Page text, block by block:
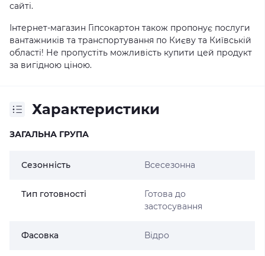
сайті.
Інтернет-магазин Гіпсокартон також пропонує послуги
вантажників та транспортування по Києву та Київській
області! Не пропустіть можливість купити цей продукт
за вигідною ціною.
Характеристики
ЗАГАЛЬНА ГРУПА
Сезонність Всесезонна
Тип готовності
Готова до
застосування
Фасовка Відро